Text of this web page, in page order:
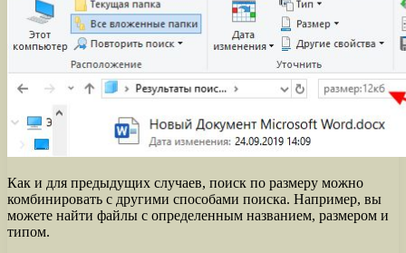
Как и для предыдущих случаев, поиск по размеру можно
комбинировать с другими способами поиска. Например, вы
можете найти файлы с определенным названием, размером и
типом.